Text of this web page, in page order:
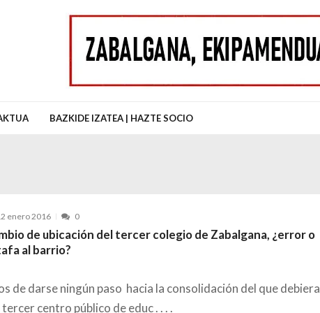
Auzo Elkartea
BAZKIDE IZATEA | HAZTE SOCIO
enero 2016 0
de ubicación del tercer colegio de Zabalgana, ¿error o
al barrio?
de darse ningún paso hacia la consolidación del que debiera
tercer centro público de educ